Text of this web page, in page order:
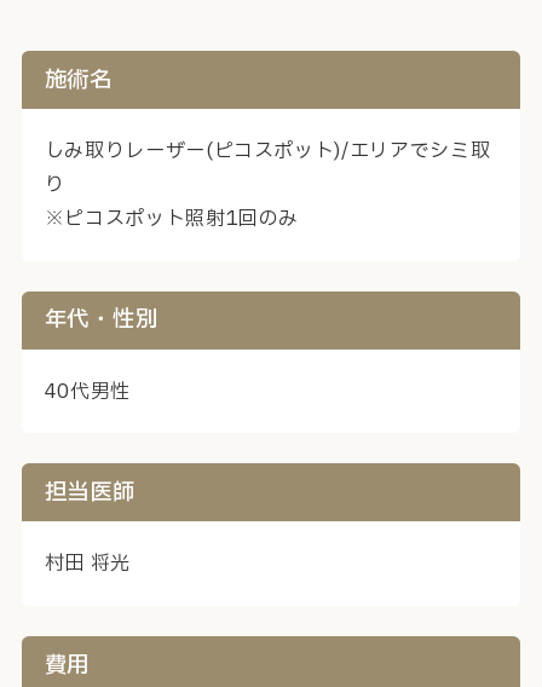
施術名
しみ取りレーザー(ピコスポット)/エリアでシミ取
り
※ピコスポット照射1回のみ
年代・性別
40代男性
担当医師
村田 将光
費用